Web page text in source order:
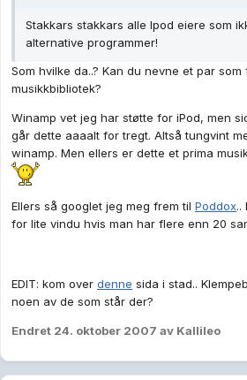
Stakkars stakkars alle Ipod eiere som
alternative programmer!
Som hvilke da..? Kan du nevne et par
musikkbibliotek?
Winamp vet jeg har støtte for iPod, men
går dette aaaalt for tregt. Altså tungvint
winamp. Men ellers er dette et prima
Ellers så googlet jeg meg frem til Poddox..
for lite vindu hvis man har flere enn 20
EDIT: kom over denne sida i stad..
noen av de som står der?
Endret 24. oktober 2007 av Kallileo